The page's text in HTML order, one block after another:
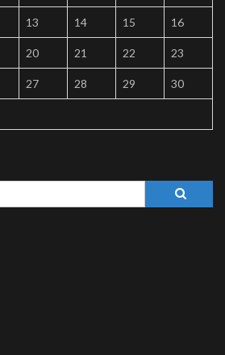
13 14 15 16
20 21 22 23
27 28 29 30